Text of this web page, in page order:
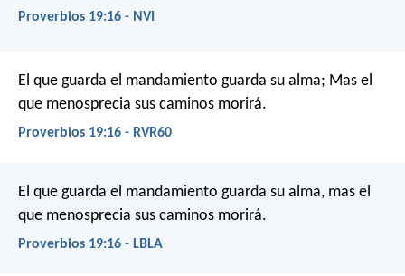
Proverbios 19:16 - NVI
El que guarda el mandamiento guarda su alma; Mas el
que menosprecia sus caminos morirá.
Proverbios 19:16 - RVR60
El que guarda el mandamiento guarda su alma, mas el
que menosprecia sus caminos morirá.
Proverbios 19:16 - LBLA